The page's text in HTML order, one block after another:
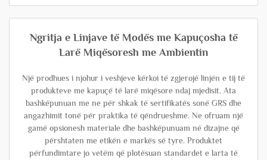
Ngritja e Linjave të Modës me Kapuçosha të
Larë Miqësoresh me Ambientin
Një prodhues i njohur i veshjeve kërkoi të zgjerojë linjën e tij të
produkteve me kapuçë të larë miqësore ndaj mjedisit. Ata
bashkëpunuan me ne për shkak të sertifikatës sonë GRS dhe
angazhimit tonë për praktika të qëndrueshme. Ne ofruam një
gamë opsionesh materiale dhe bashkëpunuam në dizajne që
përshtaten me etikën e markës së tyre. Produktet
përfundimtare jo vetëm që plotësuan standardet e larta të